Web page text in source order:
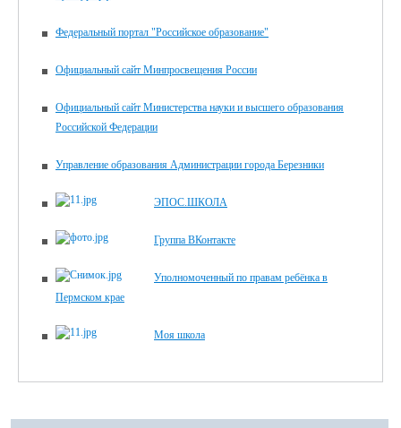
Федеральный портал "Российское образование"
Официальный сайт Минпросвещения России
Официальный сайт Министерства науки и высшего образования
Российской Федерации
Управление образования Администрации города Березники
ЭПОС.ШКОЛА
Группа ВКонтакте
Уполномоченный по правам ребёнка в
Пермском крае
Моя школа